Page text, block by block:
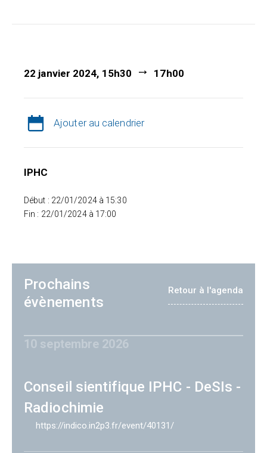
22 janvier 2024, 15h30 17h00
Ajouter au calendrier
IPHC
Début : 22/01/2024 à 15:30
Fin : 22/01/2024 à 17:00
Prochains
évènements
Retour à l'agenda
10 septembre 2026
Conseil sientifique IPHC - DeSIs -
Radiochimie
https://indico.in2p3.fr/event/40131/